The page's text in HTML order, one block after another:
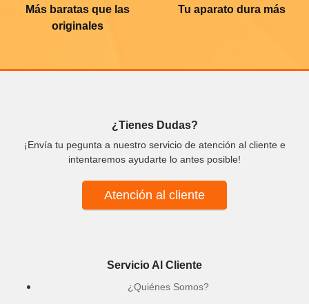
Más baratas que las
originales
Tu aparato dura más
¿Tienes Dudas?
¡Envía tu pegunta a nuestro servicio de atención al cliente e
intentaremos ayudarte lo antes posible!
Atención al cliente
Servicio Al Cliente
¿Quiénes Somos?